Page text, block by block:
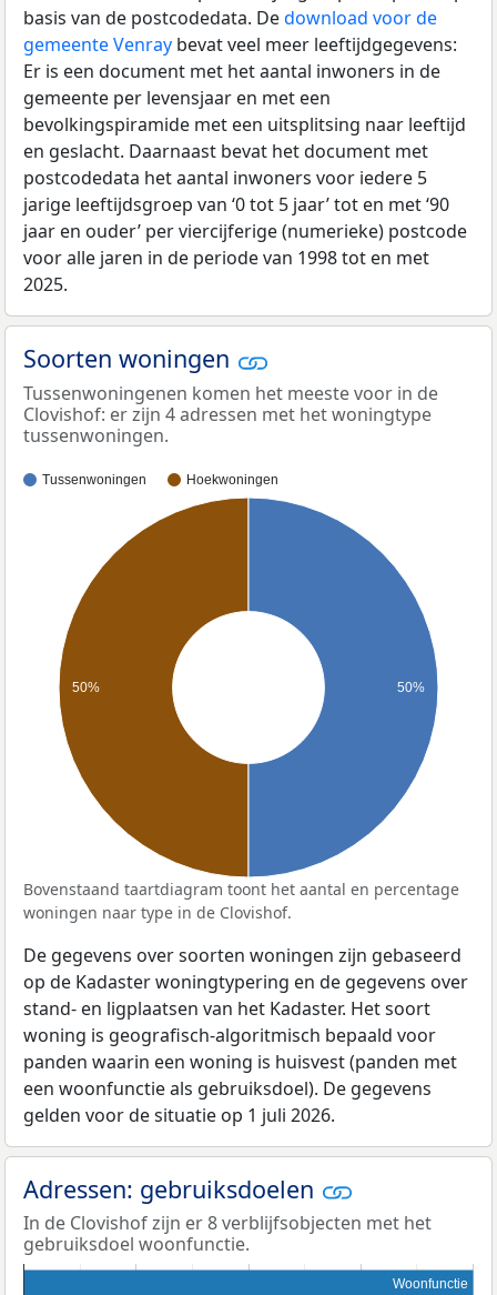
basis van de postcodedata. Dedownload voor de
gemeente Venray bevat veel meer leeftijdgegevens:
Er is een document met het aantal inwoners in de
gemeente per levensjaar en met een
bevolkingspiramide met een uitsplitsing naar leeftijd
en geslacht. Daarnaast bevat het document met
postcodedata het aantal inwoners voor iedere 5
jarige leeftijdsgroep van ‘0 tot 5 jaar’ tot en met ‘90
jaar en ouder’ per viercijferige (numerieke) postcode
voor alle jaren in de periode van 1998 tot en met
2025.
Soorten woningen
Tussenwoningenen komen het meeste voor in de
Clovishof: er zijn 4 adressen met het woningtype
tussenwoningen.
Tussenwoningen Hoekwoningen
50% 50%
Bovenstaand taartdiagram toont het aantal en percentage
woningen naar type in de Clovishof.
De gegevens over soorten woningen zijn gebaseerd
op de Kadaster woningtypering en de gegevens over
stand- en ligplaatsen van het Kadaster. Het soort
woning is geografisch-algoritmisch bepaald voor
panden waarin een woning is huisvest (panden met
een woonfunctie als gebruiksdoel). De gegevens
gelden voor de situatie op 1 juli 2026.
Adressen: gebruiksdoelen
In de Clovishof zijn er 8 verblijfsobjecten met het
gebruiksdoel woonfunctie.
Woonfunctie